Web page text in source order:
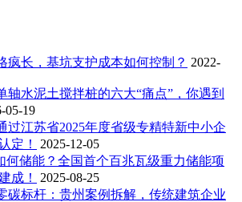
疯长，基坑支护成本如何控制？ 2022-
轴水泥土搅拌桩的六大“痛点”，你遇到
05-19
过江苏省2025年度省级专精特新中小企
定！
2025-12-05
何储能？全国首个百兆瓦级重力储能项
成！
2025-08-25
碳标杆：贵州案例拆解，传统建筑企业